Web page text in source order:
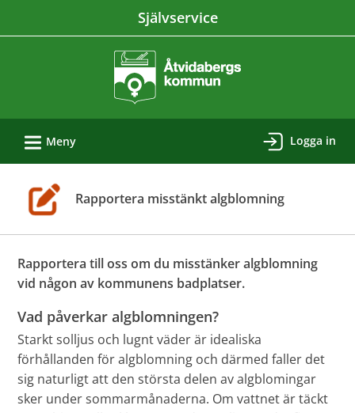
till
Åtvidabergs
kommun
Självservice
L Meny Logga in
Rapportera misstänkt algblomning
Rapportera till oss om du misstänker algblomning
vid någon av kommunens badplatser.
Vad påverkar algblomningen?
Starkt solljus och lugnt väder är idealiska
förhållanden för algblomning och därmed faller det
sig naturligt att den största delen av algblomingar
sker under sommarmånaderna. Om vattnet är täckt